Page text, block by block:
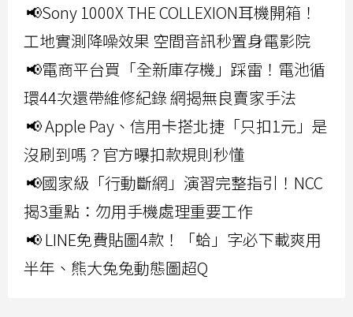
📢Sony 1000X THE COLLEXION耳機開箱！
工地實測降噪效果 空間音訊秒置身電影院
📢電商平台買「全新庫存機」踩雷！電池循
環44次還帶維修紀錄 網揭無良賣家手法
📢 Apple Pay、信用卡搭北捷「只扣1元」是
沒刷到嗎？官方曝扣款規則秒懂
📢國家級「行動斷網」演習完整指引！NCC
揭3重點：勿用手機處理重要工作
📢 LINE免費貼圖4款！「蛤」字必下載爽用
半年、熊大兔兔動態圖超Q